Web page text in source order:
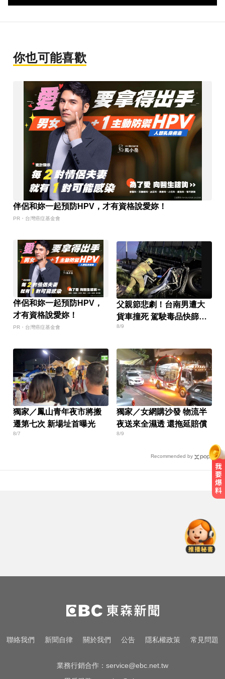
你也可能喜歡
伴侶和妳一起預防HPV，才有資格說愛妳！
PR・台灣癌症基金會
伴侶和妳一起預防HPV，
才有資格說愛妳！
PR・台灣癌症基金會
父親節悲劇！台南男遭大
貨車撞死 駕駛毒品快篩陽
性遭送辦
8/9
獨家／鳳山青年夜市將搬
遷第七次 新場址首曝光
8/7
獨家／女網購沙發 物流半
夜送來全濕透 還拖延賠償
8/9
Recommended by
民黨1縣市穩贏
葉門軍方：青年運動恢復攻擊紅海
港市
6.4萬名股東注意！三商壽下市倒數
聯絡我們 新聞自律 關於我們 公告 隱私權政策 常見問題
業務行銷合作： service@ebc.net.tw